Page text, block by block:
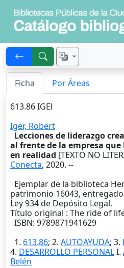
Ficha Por Áreas
613.86 IGEl
Iger, Robert
Lecciones de liderazgo
al frente de la empresa
en realidad [TEXTO NO
Conecta, 2020. --
Ejemplar de la biblioteca
patrimonio 16043,
Ley 934 de Depósito Legal.
Título original : The ride of
ISBN: 9789871941629
1. 613.86; 2. AUTOAYUDA; 3.
4. DESARROLLO PERSONALI.
Belén